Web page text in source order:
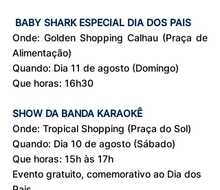
BABY SHARK ESPECIAL DIA DOS PAIS
Onde: Golden Shopping Calhau (Praça de
Alimentação)
Quando: Dia 11 de agosto (Domingo)
Que horas: 16h30
SHOW DA BANDA KARAOKÊ
Onde: Tropical Shopping (Praça do Sol)
Quando: Dia 10 de agosto (Sábado)
Que horas: 15h às 17h
Evento gratuito, comemorativo ao Dia dos